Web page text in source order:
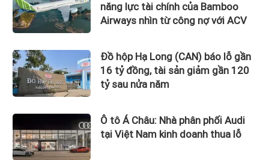
năng lực tài chính của Bamboo
Airways nhìn từ công nợ với ACV
Đồ hộp Hạ Long (CAN) báo lỗ gần
16 tỷ đồng, tài sản giảm gần 120
tỷ sau nửa năm
Ô tô Á Châu: Nhà phân phối Audi
tại Việt Nam kinh doanh thua lỗ